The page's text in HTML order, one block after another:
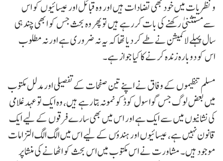
و نظریات میں خود بھی تضادات ہیں اور وہ قبائل اور عیسائیوں کو اس
سےمستثنیٰ رکھنے کی بات کررہے ہیں تو پھر وہ بحث جس کو ابھی چند ہی
سال پہلے لاکمیشن نے طے کر دیا تھا کہ یہ نہ ضروری ہے اور نہ مطلوب
اس کو دوبارہ زندہ کرنے کا کیا جواز ہے۔
مسلم تنظیموں کے وفاق نے اپنے تین صفحات کے تفصیلی اور مدلل مکتوب
میں بعض لوگ جس گوا سول کوڈ کو نمونہ بتا رہے ہیں، وہ ایک تو عہد غلامی
کی نشانیوں میں سے ایک ہے اور اس میں بھی سارے فرقوں کے لیے ایک
قانون نہیں ہے، عیسائیوں اور ہندؤں کے لیے اس میں الگ الگ التزامات
موجود ہیں۔ مشاورت نے اس مکتوب میں اس بحث کو اٹھانے کی منشا پر